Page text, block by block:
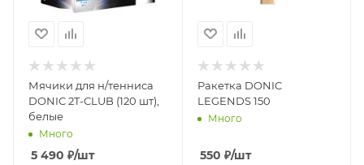
Мячики для н/тенниса
DONIC 2T-CLUB (120 шт),
белые
Много
5 490 ₽/шт
Ракетка DONIC
LEGENDS 150
Много
550 ₽/шт